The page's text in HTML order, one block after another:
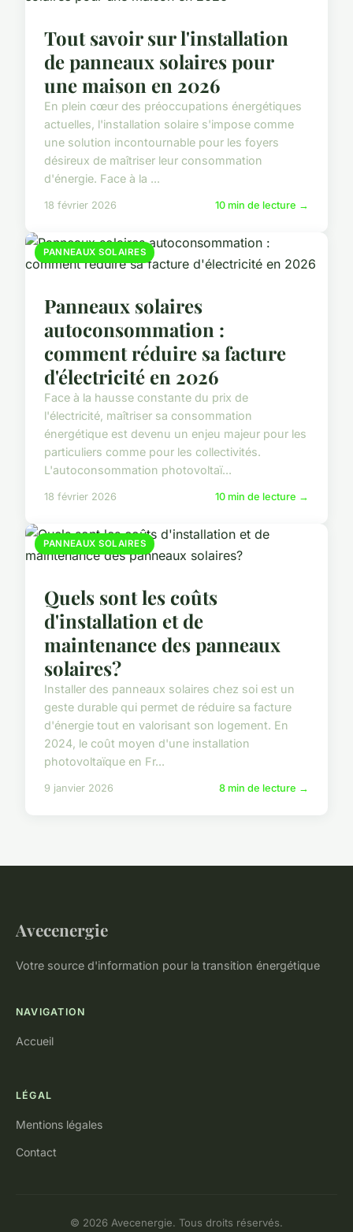
Tout savoir sur l'installation
de panneaux solaires pour
une maison en 2026
En plein cœur des préoccupations énergétiques
actuelles, l'installation solaire s'impose comme
une solution incontournable pour les foyers
désireux de maîtriser leur consommation
d'énergie. Face à la ...
18 février 2026 10 min de lecture →
PANNEAUX SOLAIRES
Panneaux solaires
autoconsommation :
comment réduire sa facture
d'électricité en 2026
Face à la hausse constante du prix de
l'électricité, maîtriser sa consommation
énergétique est devenu un enjeu majeur pour les
particuliers comme pour les collectivités.
L'autoconsommation photovoltaï...
18 février 2026 10 min de lecture →
PANNEAUX SOLAIRES
Quels sont les coûts
d'installation et de
maintenance des panneaux
solaires?
Installer des panneaux solaires chez soi est un
geste durable qui permet de réduire sa facture
d'énergie tout en valorisant son logement. En
2024, le coût moyen d'une installation
photovoltaïque en Fr...
9 janvier 2026 8 min de lecture →
Avecenergie
Votre source d'information pour la transition énergétique
NAVIGATION
Accueil
LÉGAL
Mentions légales
Contact
© 2026 Avecenergie. Tous droits réservés.